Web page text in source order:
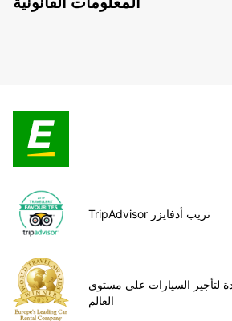
TripAdvisor تريب أدفايزر
لتأجير السيارات على مستوى
العالم